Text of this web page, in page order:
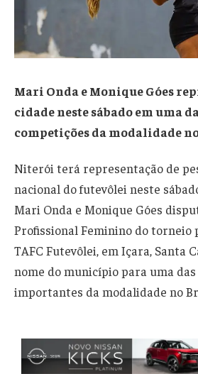
Mari Onda e Monique Góes
cidade neste sábado em uma
competições da modalidade
Niterói terá representação de
nacional do futevôlei neste
Mari Onda e Monique Góes
Profissional Feminino do torneio
TAFC Futevôlei, em Içara, Santa
nome do município para uma
importantes da modalidade no